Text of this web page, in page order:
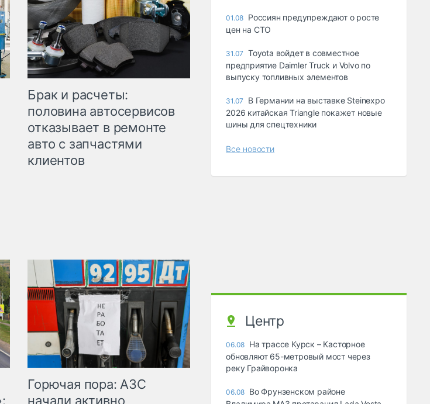
Брак и расчеты:
половина автосервисов
отказывает в ремонте
авто с запчастями
клиентов
Горючая пора: АЗС
начали активно
01.08 Россиян предупреждают о росте
цен на СТО
31.07
Toyota войдет в совместное
предприятие Daimler Truck и Volvo по
выпуску топливных элементов
31.07
В Германии на выставке Steinexpo
2026 китайская Triangle покажет новые
шины для спецтехники
Все новости
Центр
06.08 На трассе Курск – Касторное
обновляют 65-метровый мост через
реку Грайворонка
06.08 Во Фрунзенском районе